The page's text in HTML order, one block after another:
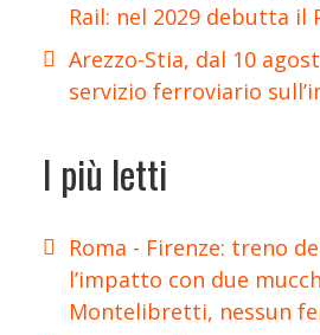
Rail: nel 2029 debutta il
Arezzo-Stia, dal 10
servizio ferroviario
I più letti
Roma - Firenze: treno
l’impatto con due
Montelibretti, nessun